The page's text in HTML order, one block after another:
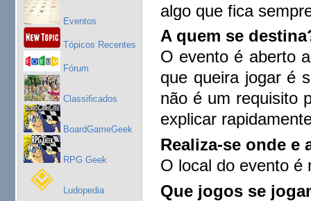
Eventos
Tópicos Recentes
Fórum
Classificados
BoardGameGeek
RPG Geek
Ludopedia
algo que fica
A quem se
O evento é aberto
que queira jogar é
não é um requisito
explicar
Realiza-se onde e
O local do evento é
Que jogos se